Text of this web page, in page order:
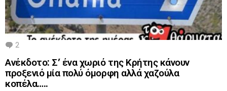
2
Ανέκδοτο: Σ’ ένα χωριό της Κρήτης κάνουν
προξενιό μία πολύ όμορφη αλλά χαζούλα
κοπέλα…..